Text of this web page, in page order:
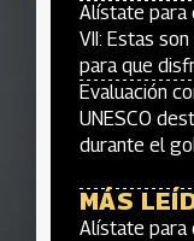
Alístate para
VII: Estas
para que
Evaluación
UNESCO
durante el
MÁS
Alístate para